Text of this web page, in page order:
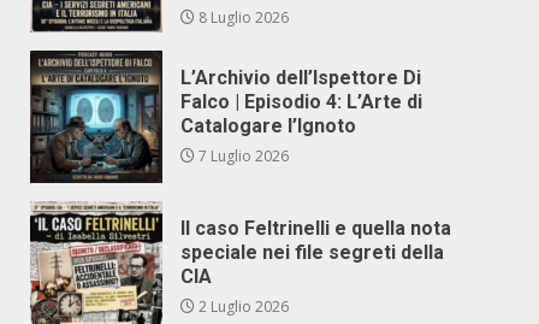
8 Luglio 2026
L’Archivio dell’Ispettore Di
Falco | Episodio 4: L’Arte di
Catalogare l’Ignoto
7 Luglio 2026
Il caso Feltrinelli e quella nota
speciale nei file segreti della
CIA
2 Luglio 2026